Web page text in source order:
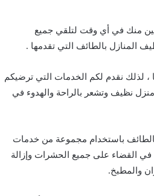
منك في أي وقت لتلقي جميع
المنازل بالطائف التي تقدمها .
، لذلك نقدم لكم الخدمات التي ترضيكم
نظيف وتشعر بالراحة والهدوء في
باستخدام مجموعة من خدمات
في القضاء على جميع الحشرات وإزالة
والمطبخ.